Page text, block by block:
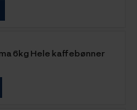
6kg Hele kaffebønner